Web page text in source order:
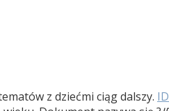
z dziećmi ciąg dalszy.